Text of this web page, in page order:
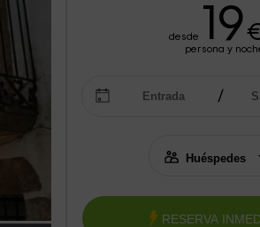
desde 19
persona y
RESERVA